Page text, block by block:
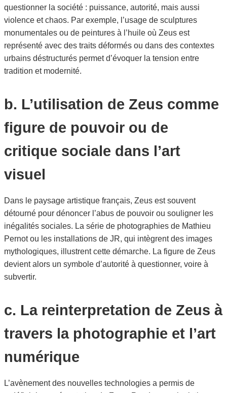
questionner la société : puissance, autorité, mais aussi
violence et chaos. Par exemple, l’usage de sculptures
monumentales ou de peintures à l’huile où Zeus est
représenté avec des traits déformés ou dans des contextes
urbains déstructurés permet d’évoquer la tension entre
tradition et modernité.
b. L’utilisation de Zeus comme
figure de pouvoir ou de
critique sociale dans l’art
visuel
Dans le paysage artistique français, Zeus est souvent
détourné pour dénoncer l’abus de pouvoir ou souligner les
inégalités sociales. La série de photographies de Mathieu
Pernot ou les installations de JR, qui intègrent des images
mythologiques, illustrent cette démarche. La figure de Zeus
devient alors un symbole d’autorité à questionner, voire à
subvertir.
c. La reinterpretation de Zeus à
travers la photographie et l’art
numérique
L’avènement des nouvelles technologies a permis de